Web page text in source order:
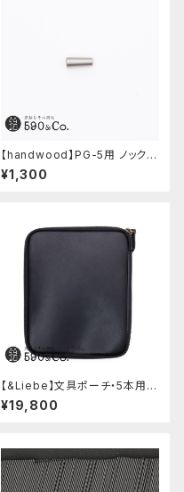
【handwood】PG-5用 ノック部
カバー (ステンレス)
¥1,300
【&Liebe】文具ポーチ・5本用
(スムースブラック)
¥19,800